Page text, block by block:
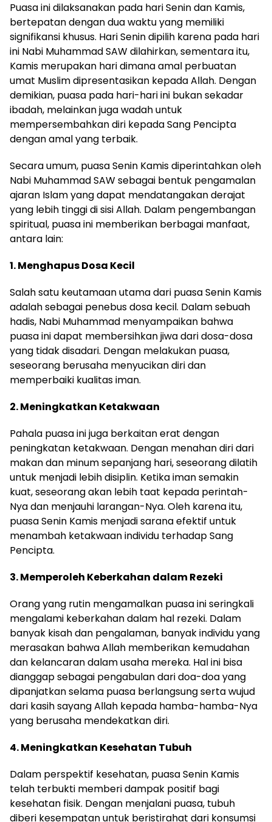
Puasa ini dilaksanakan pada hari Senin dan Kamis,
bertepatan dengan dua waktu yang memiliki
signifikansi khusus. Hari Senin dipilih karena pada hari
ini Nabi Muhammad SAW dilahirkan, sementara itu,
Kamis merupakan hari dimana amal perbuatan
umat Muslim dipresentasikan kepada Allah. Dengan
demikian, puasa pada hari-hari ini bukan sekadar
ibadah, melainkan juga wadah untuk
mempersembahkan diri kepada Sang Pencipta
dengan amal yang terbaik.
Secara umum, puasa Senin Kamis diperintahkan oleh
Nabi Muhammad SAW sebagai bentuk pengamalan
ajaran Islam yang dapat mendatangakan derajat
yang lebih tinggi di sisi Allah. Dalam pengembangan
spiritual, puasa ini memberikan berbagai manfaat,
antara lain:
1. Menghapus Dosa Kecil
Salah satu keutamaan utama dari puasa Senin Kamis
adalah sebagai penebus dosa kecil. Dalam sebuah
hadis, Nabi Muhammad menyampaikan bahwa
puasa ini dapat membersihkan jiwa dari dosa-dosa
yang tidak disadari. Dengan melakukan puasa,
seseorang berusaha menyucikan diri dan
memperbaiki kualitas iman.
2. Meningkatkan Ketakwaan
Pahala puasa ini juga berkaitan erat dengan
peningkatan ketakwaan. Dengan menahan diri dari
makan dan minum sepanjang hari, seseorang dilatih
untuk menjadi lebih disiplin. Ketika iman semakin
kuat, seseorang akan lebih taat kepada perintah-
Nya dan menjauhi larangan-Nya. Oleh karena itu,
puasa Senin Kamis menjadi sarana efektif untuk
menambah ketakwaan individu terhadap Sang
Pencipta.
3. Memperoleh Keberkahan dalam Rezeki
Orang yang rutin mengamalkan puasa ini seringkali
mengalami keberkahan dalam hal rezeki. Dalam
banyak kisah dan pengalaman, banyak individu yang
merasakan bahwa Allah memberikan kemudahan
dan kelancaran dalam usaha mereka. Hal ini bisa
dianggap sebagai pengabulan dari doa-doa yang
dipanjatkan selama puasa berlangsung serta wujud
dari kasih sayang Allah kepada hamba-hamba-Nya
yang berusaha mendekatkan diri.
4. Meningkatkan Kesehatan Tubuh
Dalam perspektif kesehatan, puasa Senin Kamis
telah terbukti memberi dampak positif bagi
kesehatan fisik. Dengan menjalani puasa, tubuh
diberi kesempatan untuk beristirahat dari konsumsi